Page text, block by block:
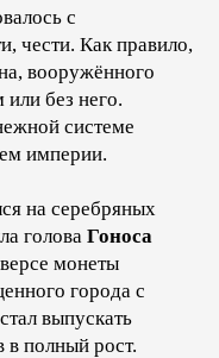
с
чести. Как правило,
вооружённого
без него.
системе
империи.
на серебряных
голова Гоноса
монеты
города с
выпускать
в полный рост.